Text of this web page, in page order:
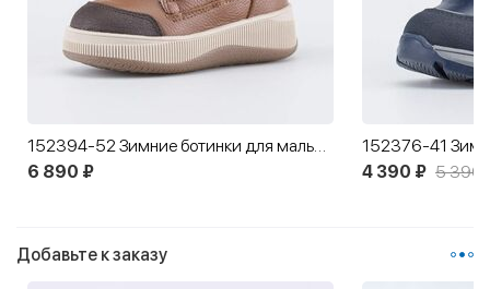
152394-52 Зимние ботинки для мальчика
6 890 ₽
152376-41
4 390 ₽ 5 390
Добавьте к заказу